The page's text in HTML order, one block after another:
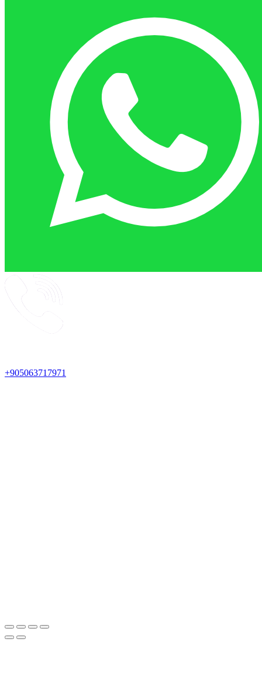
+905063717971